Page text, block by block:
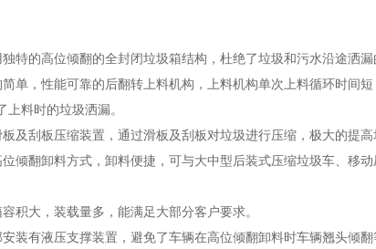
特的高位倾翻的全封闭垃圾箱结构，杜绝了垃圾和污水沿途洒漏
单，性能可靠的后翻转上料机构，上料机构单次上料循环时间
料时的垃圾洒漏。
及刮板压缩装置，通过滑板及刮板对垃圾进行压缩，极大的提高
倾翻卸料方式，卸料便捷，可与大中型后装式压缩垃圾车、移
积大，装载量多，能满足大部分客户要求。
装有液压支撑装置，避免了车辆在高位倾翻卸料时车辆翘头倾翻